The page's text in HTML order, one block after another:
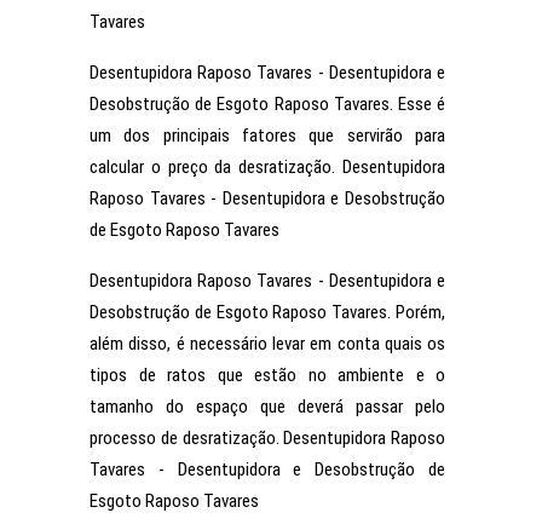
Tavares
Desentupidora Raposo Tavares - Desentupidora e
Desobstrução de Esgoto Raposo Tavares. Esse é
um dos principais fatores que servirão para
calcular o preço da desratização. Desentupidora
Raposo Tavares - Desentupidora e Desobstrução
de Esgoto Raposo Tavares
Desentupidora Raposo Tavares - Desentupidora e
Desobstrução de Esgoto Raposo Tavares. Porém,
além disso, é necessário levar em conta quais os
tipos de ratos que estão no ambiente e o
tamanho do espaço que deverá passar pelo
processo de desratização. Desentupidora Raposo
Tavares - Desentupidora e Desobstrução de
Esgoto Raposo Tavares